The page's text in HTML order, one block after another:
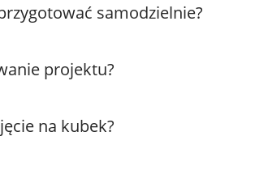
samodzielnie?
projektu?
na kubek?